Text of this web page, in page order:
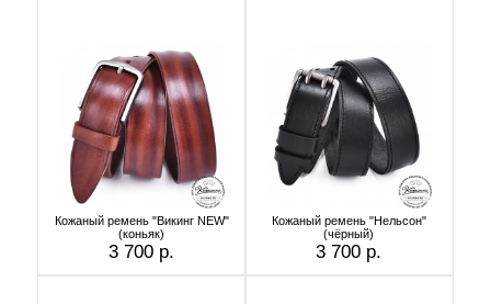
Кожаный ремень "Викинг NEW"
(коньяк)
3 700 р.
Кожаный ремень "Нельсон"
(чёрный)
3 700 р.